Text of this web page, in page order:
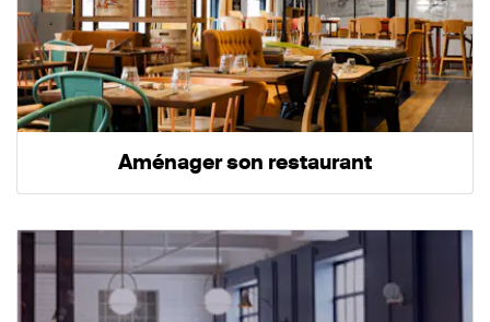
Aménager son restaurant